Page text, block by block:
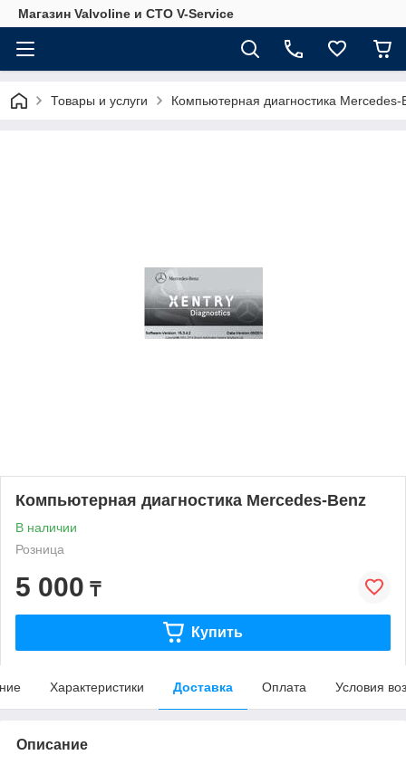
Магазин Valvoline и СТО V-Service
Товары и услуги Компьютерная диагностика Mercedes-
Компьютерная диагностика Mercedes-Benz
В наличии
Розница
5 000 ₸
Купить
Характеристики Доставка Оплата Условия
Описание